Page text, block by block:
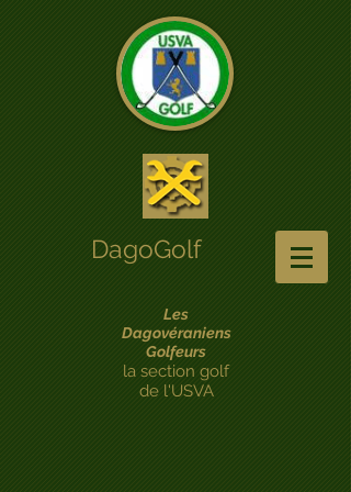
DagoGolf
Les
Dagovéraniens
Golfeurs
la section golf
de l'USVA